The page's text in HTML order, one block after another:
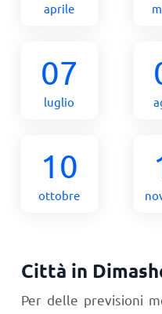
aprile
07
luglio
10
ottobre
Città in
Per delle previsioni